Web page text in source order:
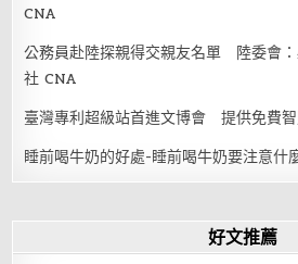
CNA
公務員赴陸探親得交親友名單 陸委會
社 CNA
臺灣專利超級站首進文博會 提供免費
睡前喝牛奶的好處-睡前喝牛奶要注意什
好文推薦